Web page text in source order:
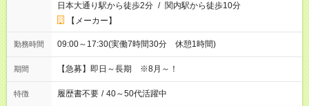
日本大通り駅から徒歩2分 / 関内駅から徒歩10分
【メーカー】
勤務時間 09:00～17:30(実働7時間30分 休憩1時間)
期間 【急募】即日～長期 ※8月～！
特徴 履歴書不要 / 40～50代活躍中